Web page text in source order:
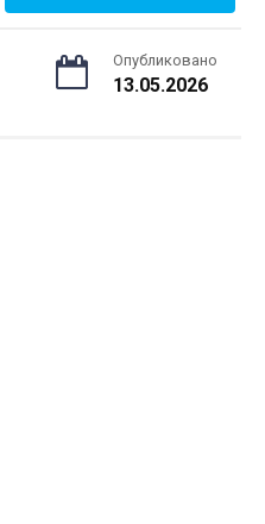
Опубликовано
13.05.2026